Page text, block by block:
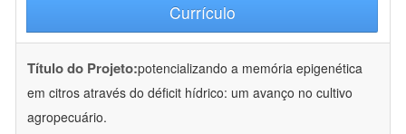
Currículo
Título do Projeto:potencializando a memória epigenética
em citros através do déficit hídrico: um avanço no cultivo
agropecuário.